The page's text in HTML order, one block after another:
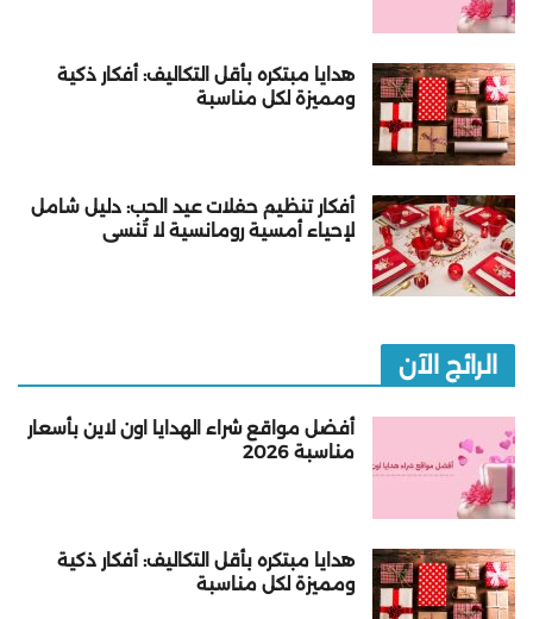
هدايا مبتكره بأقل التكاليف: أفكار ذكية
ومميزة لكل مناسبة
أفكار تنظيم حفلات عيد الحب: دليل شامل
لإحياء أمسية رومانسية لا تُنسى
الرائج الآن
أفضل مواقع شراء الهدايا اون لاين بأسعار
مناسبة 2026
هدايا مبتكره بأقل التكاليف: أفكار ذكية
ومميزة لكل مناسبة